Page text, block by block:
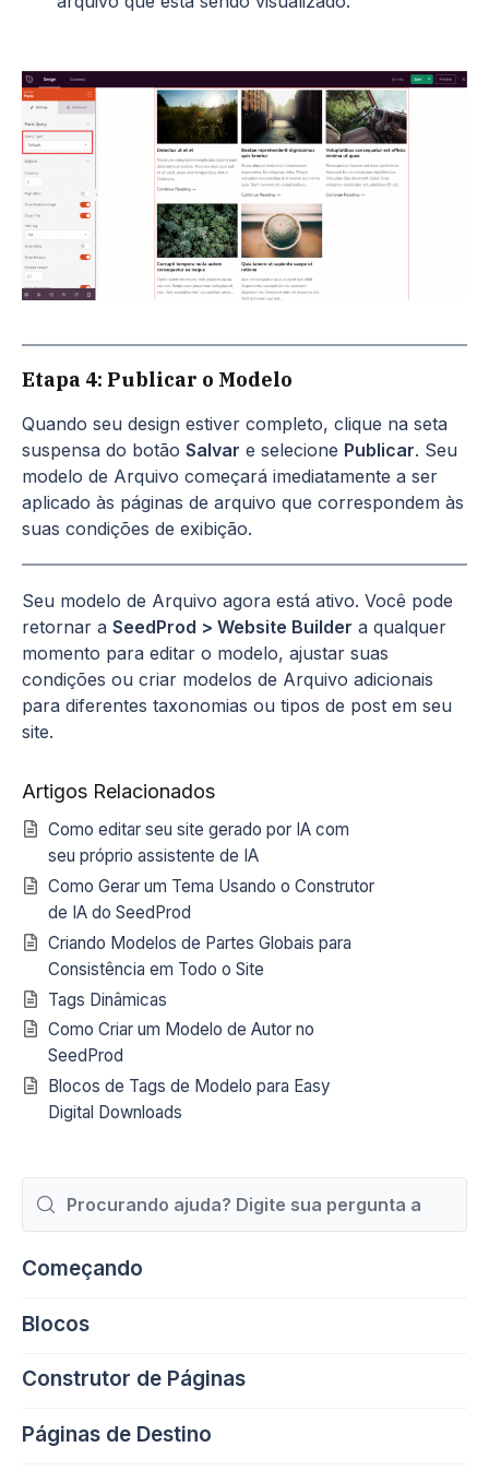
Etapa 4: Publicar o Modelo
Quando seu design estiver completo, clique na seta
suspensa do botão Salvar e selecione Publicar. Seu
modelo de Arquivo começará imediatamente a ser
aplicado às páginas de arquivo que correspondem às
suas condições de exibição.
Seu modelo de Arquivo agora está ativo. Você pode
retornar a SeedProd > Website Builder a qualquer
momento para editar o modelo, ajustar suas
condições ou criar modelos de Arquivo adicionais
para diferentes taxonomias ou tipos de post em seu
site.
Artigos Relacionados
Como editar seu site gerado por IA com
seu próprio assistente de IA
Como Gerar um Tema Usando o Construtor
de IA do SeedProd
Criando Modelos de Partes Globais para
Consistência em Todo o Site
Tags Dinâmicas
Como Criar um Modelo de Autor no
SeedProd
Blocos de Tags de Modelo para Easy
Digital Downloads
Por
Começando
Blocos
Construtor de Páginas
Páginas de Destino